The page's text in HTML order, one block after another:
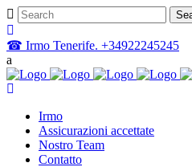
☎ Irmo Tenerife. +34922245245
Irmo
Assicurazioni accettate
Nostro Team
Contatto